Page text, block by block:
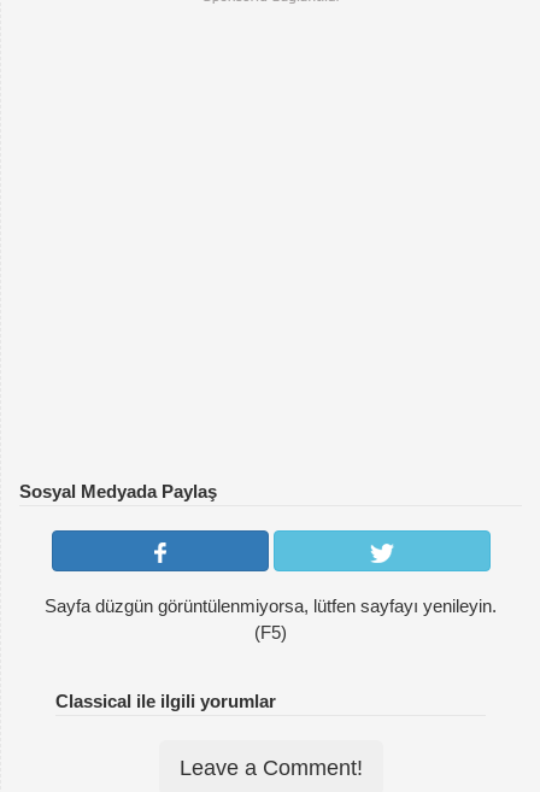
Sosyal Medyada Paylaş
Sayfa düzgün görüntülenmiyorsa, lütfen sayfayı yenileyin.
(F5)
Classical ile ilgili yorumlar
Leave a Comment!